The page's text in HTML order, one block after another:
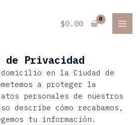
$0.00
de Privacidad
en la Ciudad de
a proteger la
personales de nuestros
describe cómo recabamos,
tu información.